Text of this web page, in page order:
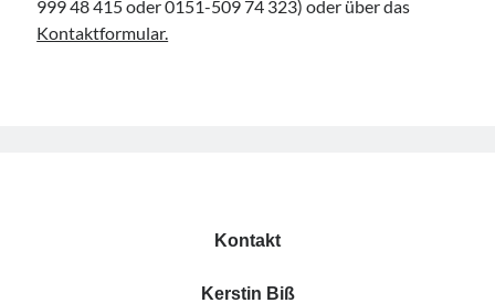
Netzwerk-Plausch für Unternehmerinnen
17:30Uhr bis 19:30
Kerstin Biß – Räume für mehr… |
999 48 415 oder 0151-509 74 323) oder über das
Kontaktformular.
Kontakt
Kerstin Biß